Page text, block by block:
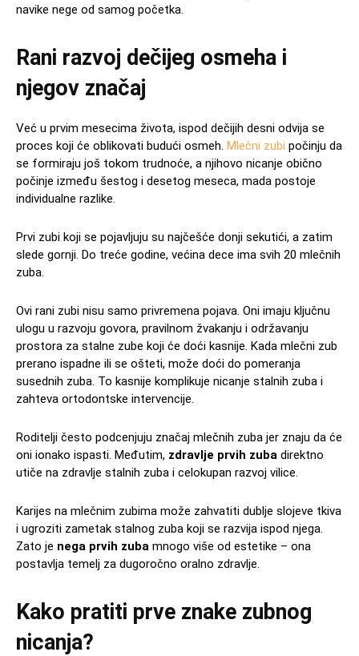
navike nege od samog početka.
Rani razvoj dečijeg osmeha i
njegov značaj
Već u prvim mesecima života, ispod dečijih desni odvija se
proces koji će oblikovati budući osmeh. Mlečni zubi počinju da
se formiraju još tokom trudnoće, a njihovo nicanje obično
počinje između šestog i desetog meseca, mada postoje
individualne razlike.
Prvi zubi koji se pojavljuju su najčešće donji sekutići, a zatim
slede gornji. Do treće godine, većina dece ima svih 20 mlečnih
zuba.
Ovi rani zubi nisu samo privremena pojava. Oni imaju ključnu
ulogu u razvoju govora, pravilnom žvakanju i održavanju
prostora za stalne zube koji će doći kasnije. Kada mlečni zub
prerano ispadne ili se ošteti, može doći do pomeranja
susednih zuba. To kasnije komplikuje nicanje stalnih zuba i
zahteva ortodontske intervencije.
Roditelji često podcenjuju značaj mlečnih zuba jer znaju da će
oni ionako ispasti. Međutim, zdravlje prvih zuba direktno
utiče na zdravlje stalnih zuba i celokupan razvoj vilice.
Karijes na mlečnim zubima može zahvatiti dublje slojeve tkiva
i ugroziti zametak stalnog zuba koji se razvija ispod njega.
Zato je nega prvih zuba mnogo više od estetike – ona
postavlja temelj za dugoročno oralno zdravlje.
Kako pratiti prve znake zubnog
nicanja?